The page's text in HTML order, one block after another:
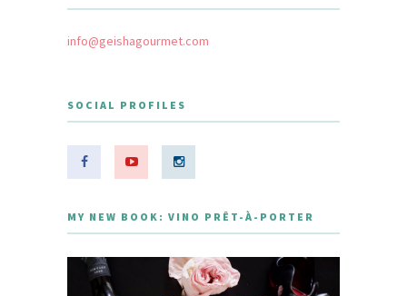
info@geishagourmet.com
SOCIAL PROFILES
MY NEW BOOK: VINO PRÊT-À-PORTER